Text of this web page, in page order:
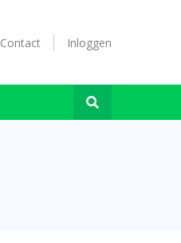
Contact Inloggen